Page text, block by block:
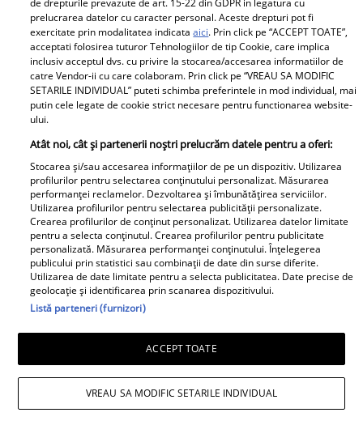
Ce să pui în portofel în
august ca să nu rămâi
fără bani. Tradiția veche
pe care mulți români o
respectă și astăzi
De nerecunoscut!!! S-a
schimabt total!! Cum
arata azi Bianca Roman
Retete
Salată de dovlecei cu
iaurt și usturoi – rețeta
perfectă pentru vară
Înghețată de pepene
pentru toată familia
de drepturile prevazute de art. 15-22 din GDPR in legatura cu
prelucrarea datelor cu caracter personal. Aceste drepturi pot fi
exercitate prin modalitatea indicataaici. Prin click pe “ACCEPT TOATE”,
acceptati folosirea tuturor Tehnologiilor de tip Cookie, care implica
inclusiv acceptul dvs. cu privire la stocarea/accesarea informatiilor de
catre Vendor-ii cu care colaboram. Prin click pe “VREAU SA MODIFIC
SETARILE INDIVIDUAL” puteti schimba preferintele in mod individual, mai
putin cele legate de cookie strict necesare pentru functionarea website-
ului.
Atât noi, cât și partenerii noștri prelucrăm datele pentru a oferi:
Stocarea și/sau accesarea informațiilor de pe un dispozitiv. Utilizarea
profilurilor pentru selectarea conținutului personalizat. Măsurarea
performanței reclamelor. Dezvoltarea și îmbunătățirea serviciilor.
Utilizarea profilurilor pentru selectarea publicității personalizate.
Crearea profilurilor de conținut personalizat. Utilizarea datelor limitate
pentru a selecta conținutul. Crearea profilurilor pentru publicitate
personalizată. Măsurarea performanței conținutului. Înțelegerea
publicului prin statistici sau combinații de date din surse diferite.
Utilizarea de date limitate pentru a selecta publicitatea. Date precise de
geolocație și identificarea prin scanarea dispozitivului.
Listă parteneri (furnizori)
ACCEPT TOATE
VREAU SA MODIFIC SETARILE INDIVIDUAL